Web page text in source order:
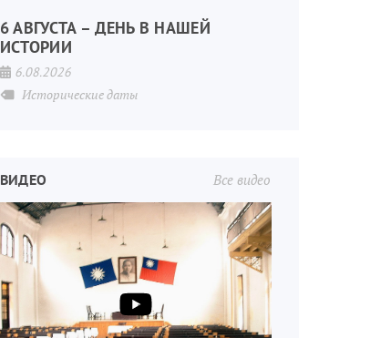
6 АВГУСТА – ДЕНЬ В НАШЕЙ
ИСТОРИИ
6.08.2026
Исторические даты
Все видео
ВИДЕО